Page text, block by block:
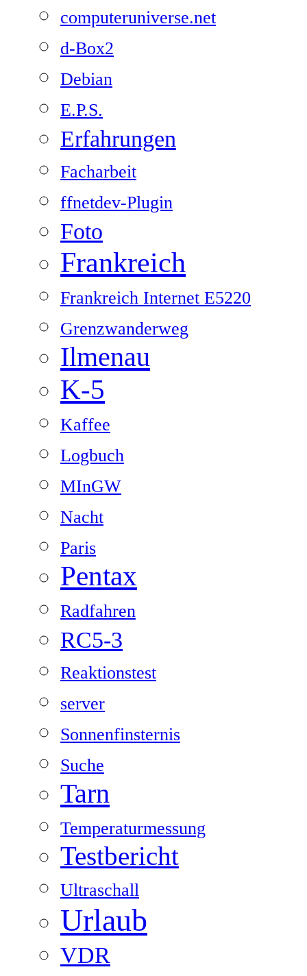
computeruniverse.net
d-Box2
Debian
E.P.S.
Erfahrungen
Facharbeit
ffnetdev-Plugin
Foto
Frankreich
Frankreich Internet E5220
Grenzwanderweg
Ilmenau
K-5
Kaffee
Logbuch
MInGW
Nacht
Paris
Pentax
Radfahren
RC5-3
Reaktionstest
server
Sonnenfinsternis
Suche
Tarn
Temperaturmessung
Testbericht
Ultraschall
Urlaub
VDR